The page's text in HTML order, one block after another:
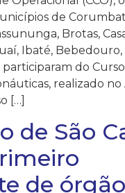
de
Brotas,
Ibaté, Bebedouro,
do
realizado
[…]
de São
de